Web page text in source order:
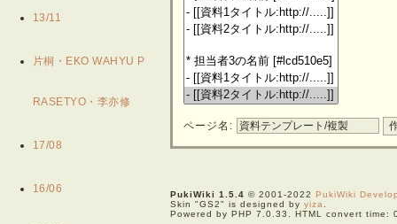
13/11
片桐・EKO WAHYU P
RASETYO・李亦修
17/08
16/06
ページ名:
PukiWiki 1.5.4 © 2001-2022 PukiWiki
Skin "GS2" is designed byyiza
Powered by PHP 7.0.33. HTML convert time: